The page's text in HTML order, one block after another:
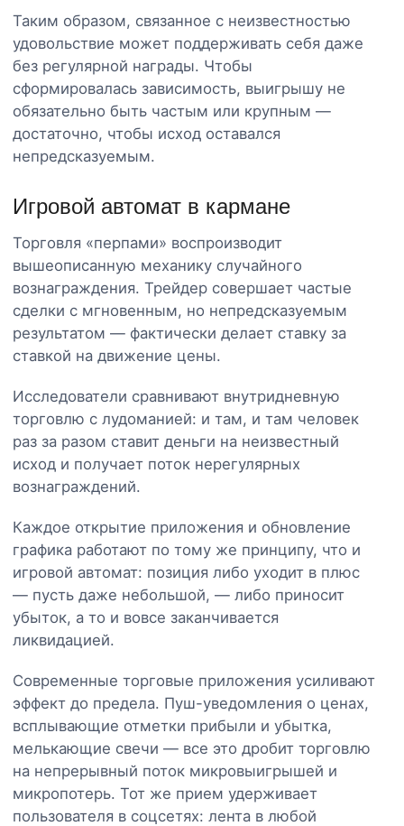
Таким образом, связанное с неизвестностью
удовольствие может поддерживать себя даже
без регулярной награды. Чтобы
сформировалась зависимость, выигрышу не
обязательно быть частым или крупным —
достаточно, чтобы исход оставался
непредсказуемым.
Игровой автомат в кармане
Торговля «перпами» воспроизводит
вышеописанную механику случайного
вознаграждения. Трейдер совершает частые
сделки с мгновенным, но непредсказуемым
результатом — фактически делает ставку за
ставкой на движение цены.
Исследователи сравнивают внутридневную
торговлю с лудоманией: и там, и там человек
раз за разом ставит деньги на неизвестный
исход и получает поток нерегулярных
вознаграждений.
Каждое открытие приложения и обновление
графика работают по тому же принципу, что и
игровой автомат: позиция либо уходит в плюс
— пусть даже небольшой, — либо приносит
убыток, а то и вовсе заканчивается
ликвидацией.
Современные торговые приложения усиливают
эффект до предела. Пуш-уведомления о ценах,
всплывающие отметки прибыли и убытка,
мелькающие свечи — все это дробит торговлю
на непрерывный поток микровыигрышей и
микропотерь. Тот же прием удерживает
пользователя в соцсетях: лента в любой